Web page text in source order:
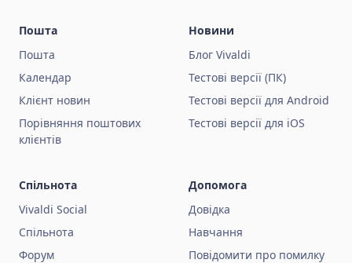
Пошта
Пошта
Календар
Клієнт новин
Порівняння поштових
клієнтів
Новини
Блог Vivaldi
Тестові версії (ПК)
Тестові версії для Android
Тестові версії для iOS
Спільнота
Vivaldi Social
Спільнота
Форум
Допомога
Довідка
Навчання
Повідомити про помилку